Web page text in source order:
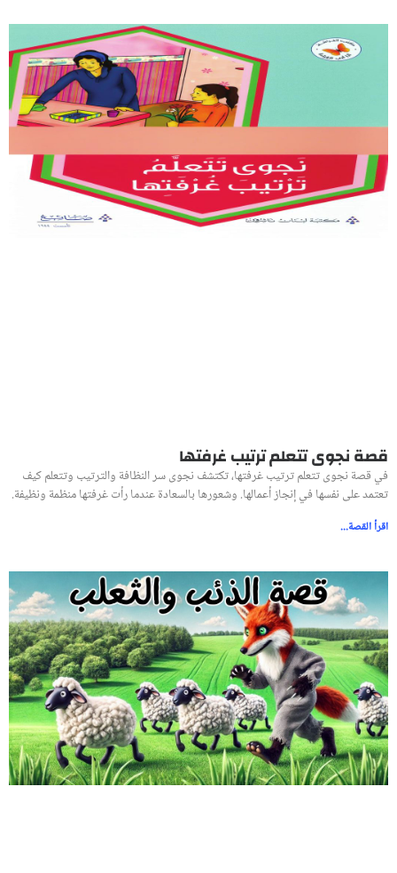
قصة نجوى تتعلم ترتيب غرفتها
في قصة نجوى تتعلم ترتيب غرفتها، تكتشف نجوى سر النظافة والترتيب وتتعلم كيف
تعتمد على نفسها في إنجاز أعمالها. وشعورها بالسعادة عندما رأت غرفتها منظمة ونظيفة.
اقرأ القصة...